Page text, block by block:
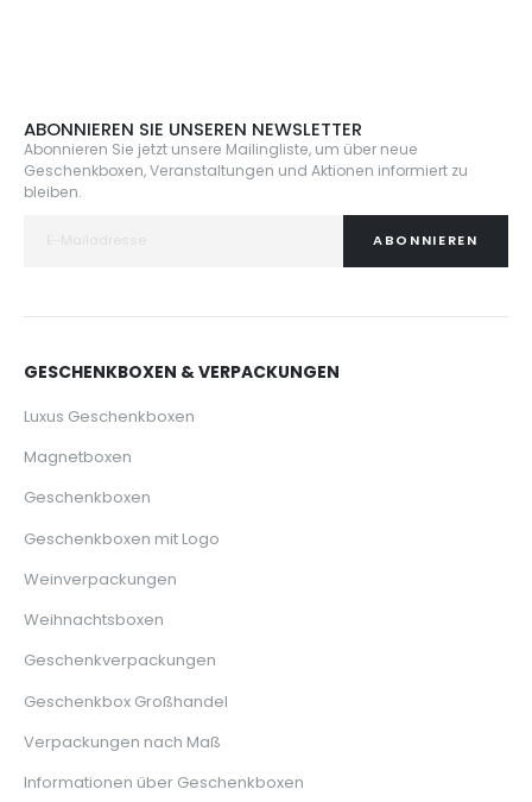
ABONNIEREN SIE UNSEREN NEWSLETTER
Abonnieren Sie jetzt unsere Mailingliste, um über neue
Geschenkboxen, Veranstaltungen und Aktionen informiert zu
bleiben.
ABONNIEREN
GESCHENKBOXEN & VERPACKUNGEN
Luxus Geschenkboxen
Magnetboxen
Geschenkboxen
Geschenkboxen mit Logo
Weinverpackungen
Weihnachtsboxen
Geschenkverpackungen
Geschenkbox Großhandel
Verpackungen nach Maß
Informationen über Geschenkboxen